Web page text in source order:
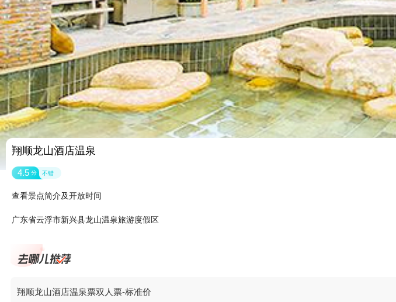
翔顺龙山酒店温泉
4.5 分 不错
查看景点简介及开放时间
广东省云浮市新兴县龙山温泉旅游度假区
翔顺龙山酒店温泉票双人票-标准价